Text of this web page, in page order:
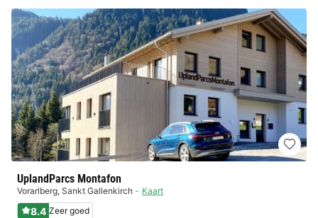
UplandParcs Montafon
Vorarlberg, Sankt Gallenkirch Kaart
8.4 Zeer goed